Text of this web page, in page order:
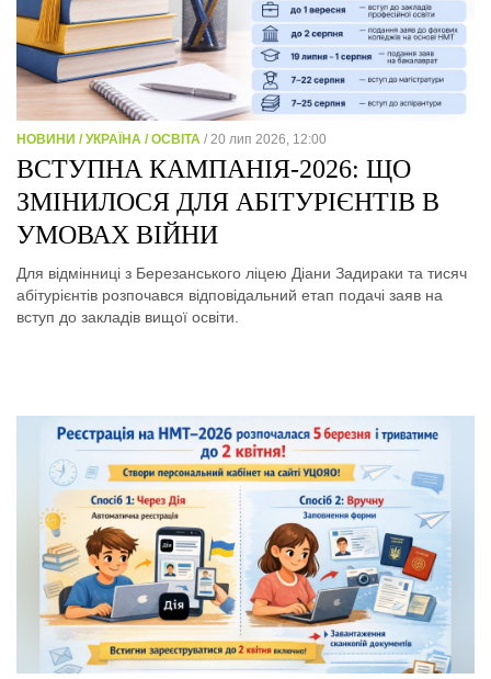
НОВИНИ / УКРАЇНА / ОСВІТА / 20 лип 2026, 12:00
ВСТУПНА КАМПАНІЯ-2026: ЩО
ЗМІНИЛОСЯ ДЛЯ АБІТУРІЄНТІВ В
УМОВАХ ВІЙНИ
Для відмінниці з Березанського ліцею Діани Задираки та тисяч
абітурієнтів розпочався відповідальний етап подачі заяв на
вступ до закладів вищої освіти.